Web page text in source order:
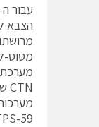
הצבא
מטוס-
59.